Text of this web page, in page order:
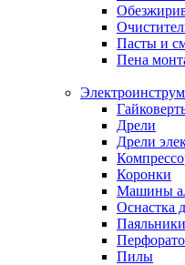
Пасты и
Пена
Дрели
Дрели
Коронки
Машины
Оснастка
Пилы